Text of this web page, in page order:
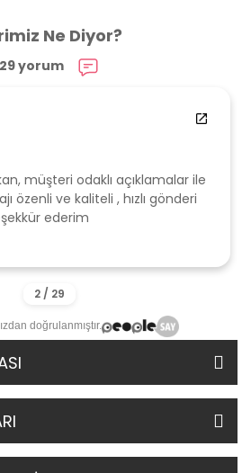
Ne Diyor?
29 yorum
müşteri odaklı açıklamalar ile
özenli ve kaliteli , hızlı gönderi
ederim
doğrulanmıştır.